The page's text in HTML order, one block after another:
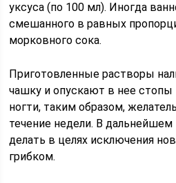
уксуса (по 100 мл). Иногда
смешанного в равных
морковного сока.
Приготовленные растворы
чашку и опускают в нее стопы
ногти, таким образом,
течение недели. В
делать в целях исключения
грибком.